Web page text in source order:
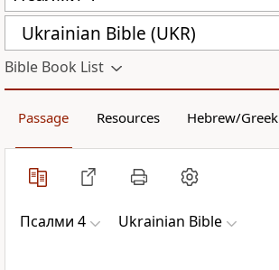
Ukrainian Bible (UKR)
Bible Book List
Passage Resources Hebrew/Greek
Псалми 4 Ukrainian Bible